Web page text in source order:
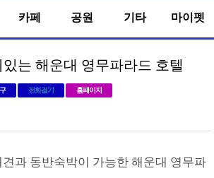
카페 공원 기타 마이펫
는 해운대 영무파라드 호텔
전화걸기 홈페이지
과 동반숙박이 가능한 해운대 영무파